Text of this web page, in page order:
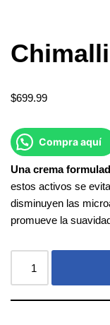
Chimalli
$699.99
Compra aquí
Una crema
estos activos se
disminuyen las
promueve la